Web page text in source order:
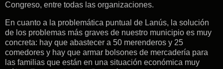
Congreso, entre todas las organizaciones.
En cuanto a la problemática puntual de Lanús, la solución
de los problemas más graves de nuestro municipio es muy
concreta: hay que abastecer a 50 merenderos y 25
comedores y hay que armar bolsones de mercadería para
las familias que están en una situación económica muy